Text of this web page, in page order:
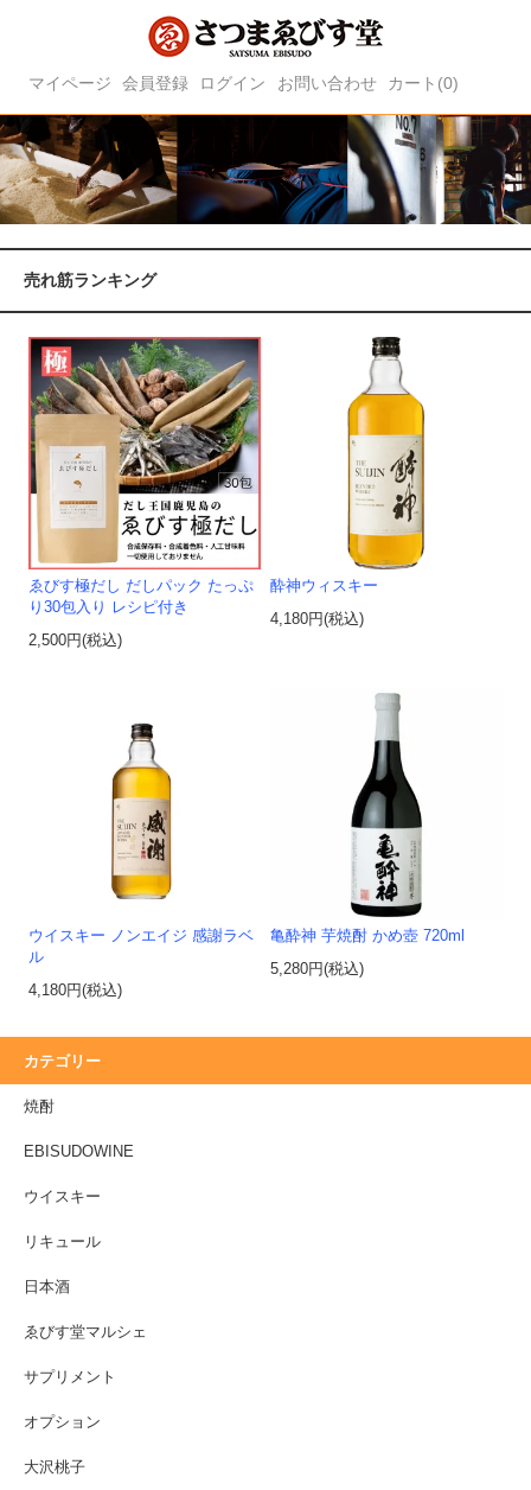
マイページ 会員登録 ログイン お問い合わせ カート(0)
売れ筋ランキング
ゑびす極だし だしパック たっぷ
り30包入り レシピ付き
2,500円(税込)
酔神ウィスキー
4,180円(税込)
ウイスキー ノンエイジ 感謝ラベ
ル
4,180円(税込)
亀酔神 芋焼酎 かめ壺 720ml
5,280円(税込)
カテゴリー
焼酎
EBISUDOWINE
ウイスキー
リキュール
日本酒
ゑびす堂マルシェ
サプリメント
オプション
大沢桃子